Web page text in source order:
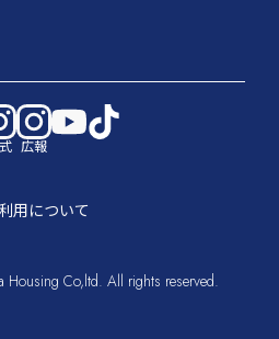
広報
用について
Co,ltd. All rights reserved.